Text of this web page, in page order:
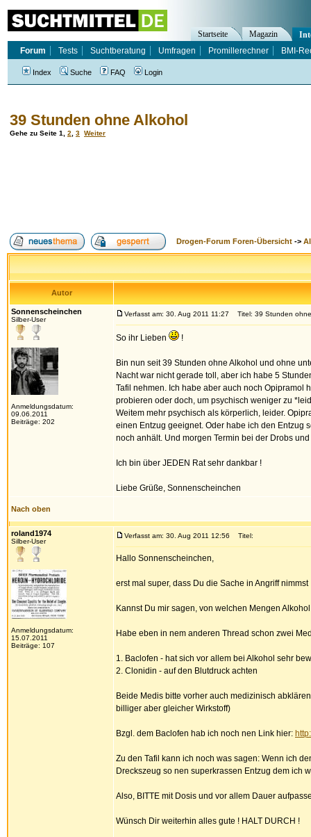
39 Stunden ohne Alkohol
Gehe zu Seite 1 2 3 Weiter
Drogen-Forum Foren-Übersicht ->
Autor
Sonnenscheinchen
Silber-User
Anmeldungsdatum:
09.06.2011
Beiträge: 202
Verfasst am: 30. Aug 2011 11:27 Titel: 39 Stunden
So ihr Lieben !
Bin nun seit 39 Stunden ohne Alkohol und ohne
Nacht war nicht gerade toll, aber ich habe 5
Tafil nehmen. Ich habe aber auch noch Opipramol
probieren oder doch, um psychisch weniger zu
Weitem mehr psychisch als körperlich, leider.
einen Entzug geeignet. Oder habe ich den Entzug
noch anhält. Und morgen Termin bei der Drobs
Ich bin über JEDEN Rat sehr dankbar !
Liebe Grüße, Sonnenscheinchen
Nach oben
roland1974
Silber-User
Anmeldungsdatum:
15.07.2011
Beiträge: 107
Verfasst am: 30. Aug 2011 12:56 Titel:
Hallo Sonnenscheinchen,
erst mal super, dass Du die Sache in Angriff nimmst
Kannst Du mir sagen, von welchen Mengen
Habe eben in nem anderen Thread schon zwei
1. Baclofen - hat sich vor allem bei Alkohol sehr
2. Clonidin - auf den Blutdruck achten
Beide Medis bitte vorher auch medizinisch
billiger aber gleicher Wirkstoff)
Bzgl. dem Baclofen hab ich noch nen Link hier:
Zu den Tafil kann ich noch was sagen: Wenn ich
Dreckszeug so nen superkrassen Entzug dem ich
Also, BITTE mit Dosis und vor allem Dauer
Wünsch Dir weiterhin alles gute ! HALT DURCH !
Startseite Magazin
Forum
Tests Suchtberatung Umfragen Promillerechner BMI-
Index Suche FAQ Login